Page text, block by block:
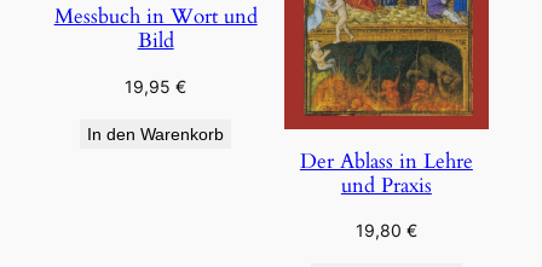
Messbuch in Wort und
Bild
19,95€
In den Warenkorb
Der Ablass in Lehre
und Praxis
19,80 €